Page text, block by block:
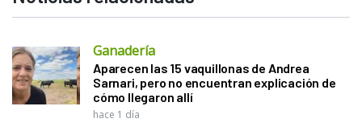
Ganadería
Aparecen las 15 vaquillonas de Andrea
Sarnari, pero no encuentran explicación de
cómo llegaron allí
hace 1 día